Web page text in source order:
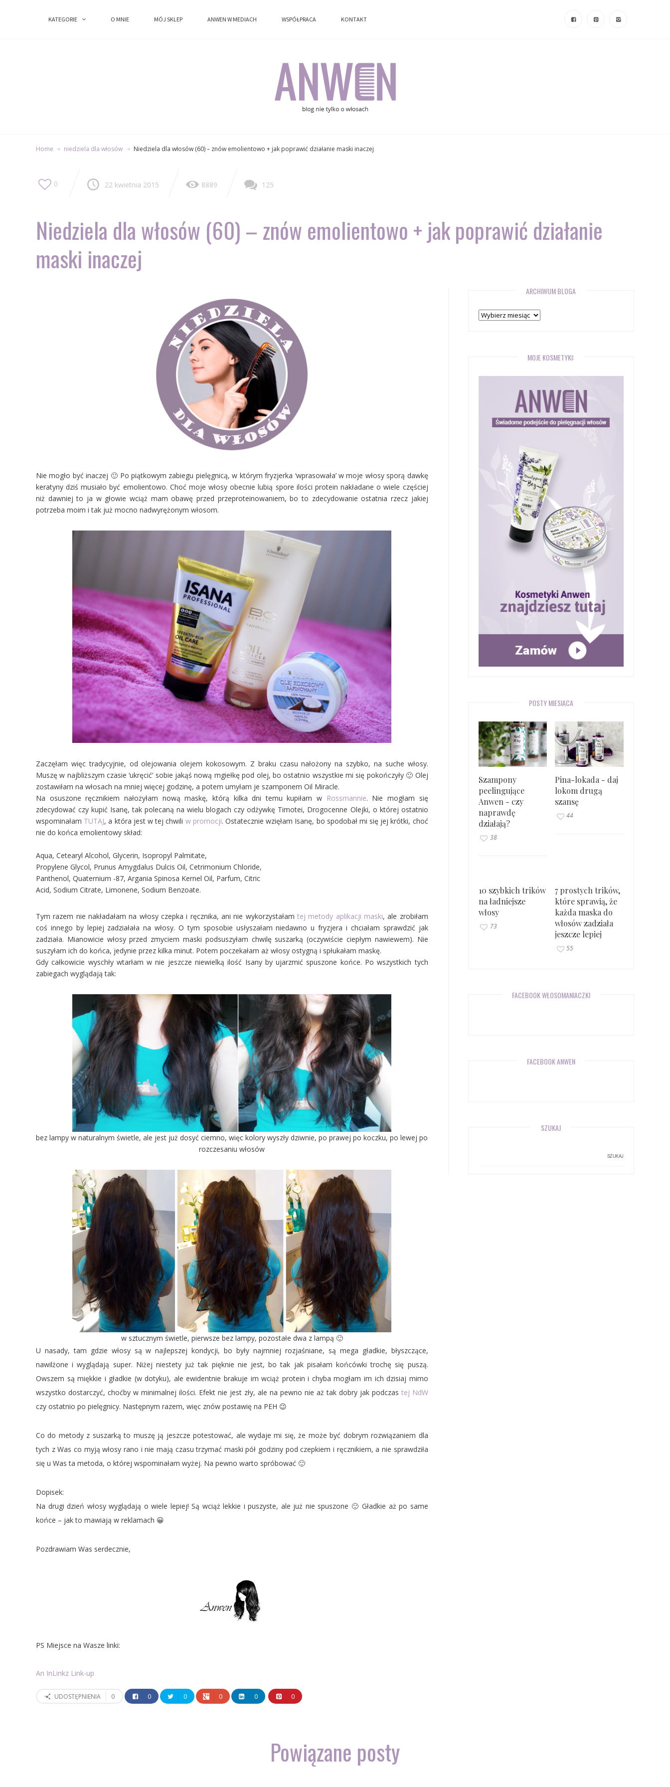
KATEGORIE O MNIE MÓJ SKLEP ANWEN W MEDIACH WSPÓŁPRACA KONTAKT
KATEGORIE O MNIE MÓJ SKLEP ANWEN W MEDIACH WSPÓŁPRACA KONTAKT
Home niedziela dla włosów Niedziela dla włosów (60) – znów emolientowo + jak poprawić działanie maski inaczej
0 22 kwietnia 2015 8889 125
Niedziela dla włosów (60) – znów emolientowo + jak poprawić działanie
maski inaczej
Nie mogło być inaczej 🙂 Po piątkowym zabiegu pielęgnicą, w którym fryzjerka ‘wprasowała’ w moje włosy sporą dawkę
keratyny dziś musiało być emolientowo. Choć moje włosy obecnie lubią spore ilości protein nakładane o wiele częściej
niż dawniej to ja w głowie wciąż mam obawę przed przeproteinowaniem, bo to zdecydowanie ostatnia rzecz jakiej
potrzeba moim i tak już mocno nadwyrężonym włosom.
Zaczęłam więc tradycyjnie, od olejowania olejem kokosowym. Z braku czasu nałożony na szybko, na suche włosy.
Muszę w najbliższym czasie ‘ukręcić’ sobie jakąś nową mgiełkę pod olej, bo ostatnio wszystkie mi się pokończyły 🙂 Olej
zostawiłam na włosach na mniej więcej godzinę, a potem umyłam je szamponem Oil Miracle.
Na osuszone ręcznikiem nałożyłam nową maskę, którą kilka dni temu kupiłam w Rossmannie. Nie mogłam się
zdecydować czy kupić Isanę, tak polecaną na wielu blogach czy odżywkę Timotei, Drogocenne Olejki, o której ostatnio
wspominałam TUTAJ, a która jest w tej chwili w promocji. Ostatecznie wzięłam Isanę, bo spodobał mi się jej krótki, choć
nie do końca emolientowy skład:
Aqua, Cetearyl Alcohol, Glycerin, Isopropyl Palmitate,
Propylene Glycol, Prunus Amygdalus Dulcis Oil, Cetrimonium Chloride,
Panthenol, Quaternium -87, Argania Spinosa Kernel Oil, Parfum, Citric
Acid, Sodium Citrate, Limonene, Sodium Benzoate.
Tym razem nie nakładałam na włosy czepka i ręcznika, ani nie wykorzystałam tej metody aplikacji maski, ale zrobiłam
coś innego by lepiej zadziałała na włosy. O tym sposobie usłyszałam niedawno u fryzjera i chciałam sprawdzić jak
zadziała. Mianowicie włosy przed zmyciem maski podsuszyłam chwilę suszarką (oczywiście ciepłym nawiewem). Nie
suszyłam ich do końca, jedynie przez kilka minut. Potem poczekałam aż włosy ostygną i spłukałam maskę.
Gdy całkowicie wyschły wtarłam w nie jeszcze niewielką ilość Isany by ujarzmić spuszone końce. Po wszystkich tych
zabiegach wyglądają tak:
bez lampy w naturalnym świetle, ale jest już dosyć ciemno, więc kolory wyszły dziwnie, po prawej po koczku, po lewej po
rozczesaniu włosów
w sztucznym świetle, pierwsze bez lampy, pozostałe dwa z lampą 🙂
U nasady, tam gdzie włosy są w najlepszej kondycji, bo były najmniej rozjaśniane, są mega gładkie, błyszczące,
nawilżone i wyglądają super. Niżej niestety już tak pięknie nie jest, bo tak jak pisałam końcówki trochę się puszą.
Owszem są miękkie i gładkie (w dotyku), ale ewidentnie brakuje im wciąż protein i chyba mogłam im ich dzisiaj mimo
wszystko dostarczyć, choćby w minimalnej ilości. Efekt nie jest zły, ale na pewno nie aż tak dobry jak podczas tej NdW
czy ostatnio po pielęgnicy. Następnym razem, więc znów postawię na PEH 😉
Co do metody z suszarką to muszę ją jeszcze potestować, ale wydaje mi się, że może być dobrym rozwiązaniem dla
tych z Was co myją włosy rano i nie mają czasu trzymać maski pół godziny pod czepkiem i ręcznikiem, a nie sprawdziła
się u Was ta metoda, o której wspominałam wyżej. Na pewno warto spróbować 🙂
Dopisek:
Na drugi dzień włosy wyglądają o wiele lepiej! Są wciąż lekkie i puszyste, ale już nie spuszone 🙂 Gładkie aż po same
końce – jak to mawiają w reklamach 😀
Pozdrawiam Was serdecznie,
PS Miejsce na Wasze linki:
An InLinkz Link-up
UDOSTĘPNIENIA 0 0 0 0 0 0
ARCHIWUM BLOGA
Archiwum
MOJE KOSMETYKI:
POSTY MIESIĄCA
Szampony
peelingujące
Anwen - czy
naprawdę
działają?
38
Pina-lokada - daj
lokom drugą
szansę
44
10 szybkich trików
na ładniejsze
włosy
73
7 prostych trików,
które sprawią, że
każda maska do
włosów zadziała
jeszcze lepiej
55
FACEBOOK WŁOSOMANIACZKI
FACEBOOK ANWEN
SZUKAJ
Powiązane posty